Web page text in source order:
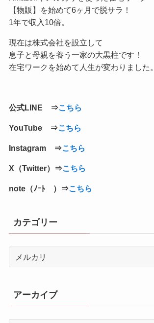
【物販】を始めて6ヶ月で脱サラ！
1年で収入10倍。
現在は株式会社を設立して
息子と母親を養う一家の大黒柱です！
在宅ワークを始めて人生が変わりました。
公式LINE ⇒こちら
YouTube ⇒こちら
Instagram ⇒こちら
X（Twitter）⇒こちら
note（ﾉｰﾄ ）⇒こちら
カテゴリー
ー
アーカイブ